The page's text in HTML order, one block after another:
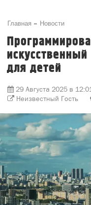
Главная Новости
для детей
29 Августа 2025 в 12:01
Неизвестный Гость